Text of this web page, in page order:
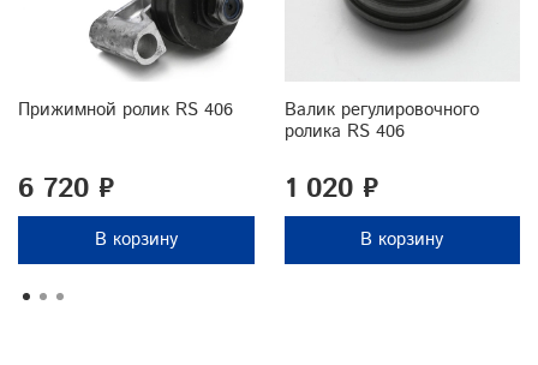
Прижимной ролик RS 406
6 720 ₽
В корзину
Валик регулировочного
ролика RS 406
1 020 ₽
В корзину